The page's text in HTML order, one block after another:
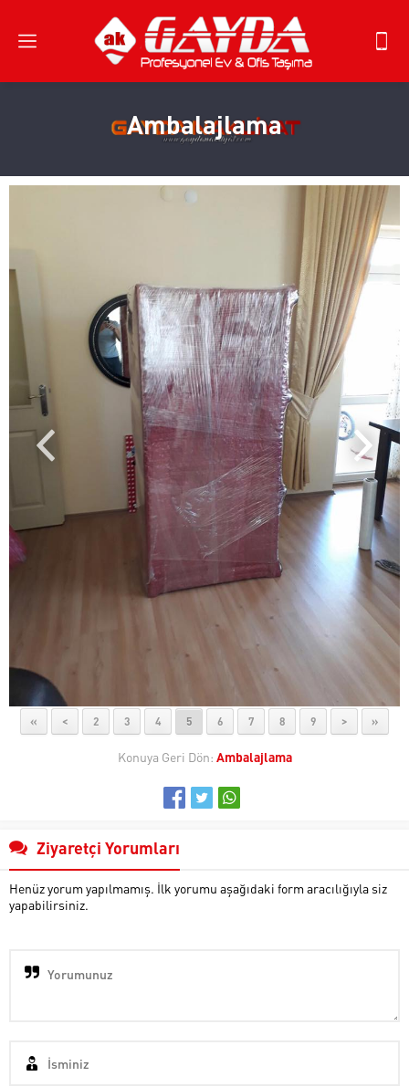
Ambalajlama
« < 2 3 4 5 6 7 8 9 > »
Konuya Geri Dön: Ambalajlama
Ziyaretçi Yorumları
Henüz yorum yapılmamış. İlk yorumu aşağıdaki form aracılığıyla siz
yapabilirsiniz.